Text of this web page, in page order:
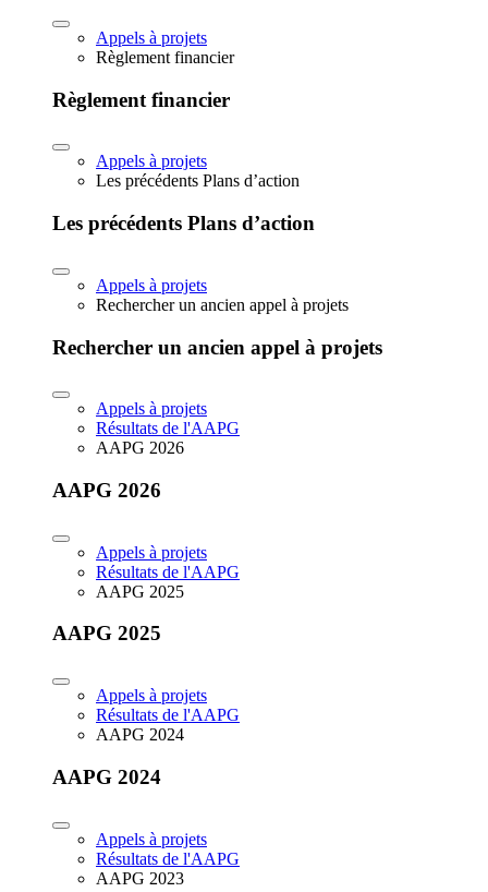
Appels à projets
Règlement financier
Règlement financier
Appels à projets
Les précédents Plans d’action
Les précédents Plans d’action
Appels à projets
Rechercher un ancien appel à projets
Rechercher un ancien appel à projets
Appels à projets
Résultats de l'AAPG
AAPG 2026
AAPG 2026
Appels à projets
Résultats de l'AAPG
AAPG 2025
AAPG 2025
Appels à projets
Résultats de l'AAPG
AAPG 2024
AAPG 2024
Appels à projets
Résultats de l'AAPG
AAPG 2023